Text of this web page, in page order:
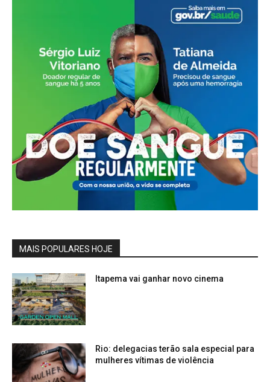
MAIS POPULARES HOJE
Itapema vai ganhar novo cinema
Rio: delegacias terão sala especial para
mulheres vítimas de violência